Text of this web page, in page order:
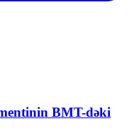
BMT-dəki